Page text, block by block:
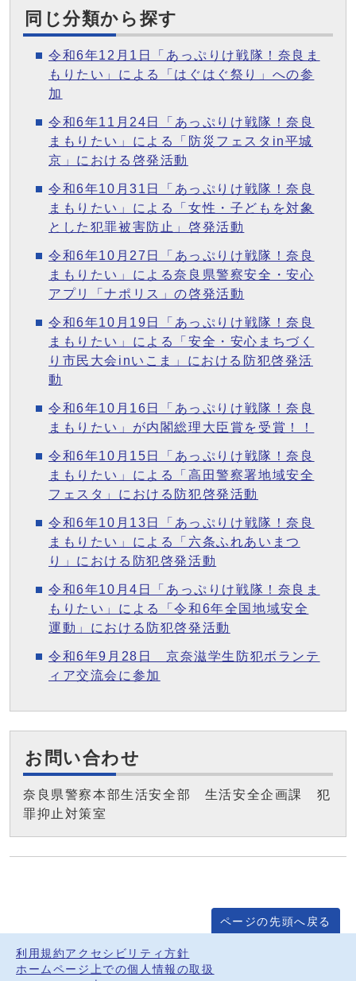
同じ分類から探す
令和6年12月1日「あっぷりけ戦隊！奈良ま
もりたい」による「はぐはぐ祭り」への参
加
令和6年11月24日「あっぷりけ戦隊！奈良
まもりたい」による「防災フェスタin平城
京」における啓発活動
令和6年10月31日「あっぷりけ戦隊！奈良
まもりたい」による「女性・子どもを対象
とした犯罪被害防止」啓発活動
令和6年10月27日「あっぷりけ戦隊！奈良
まもりたい」による奈良県警察安全・安心
アプリ「ナポリス」の啓発活動
令和6年10月19日「あっぷりけ戦隊！奈良
まもりたい」による「安全・安心まちづく
り市民大会inいこま」における防犯啓発活
動
令和6年10月16日「あっぷりけ戦隊！奈良
まもりたい」が内閣総理大臣賞を受賞！！
令和6年10月15日「あっぷりけ戦隊！奈良
まもりたい」による「高田警察署地域安全
フェスタ」における防犯啓発活動
令和6年10月13日「あっぷりけ戦隊！奈良
まもりたい」による「六条ふれあいまつ
り」における防犯啓発活動
令和6年10月4日「あっぷりけ戦隊！奈良ま
もりたい」による「令和6年全国地域安全
運動」における防犯啓発活動
令和6年9月28日 京奈滋学生防犯ボランテ
ィア交流会に参加
お問い合わせ
奈良県警察本部生活安全部 生活安全企画課 犯
罪抑止対策室
ページの先頭へ戻る
利用規約 アクセシビリティ方針
ホームページ上での個人情報の取扱